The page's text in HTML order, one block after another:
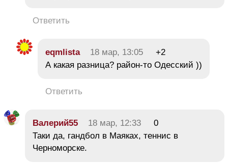
Ответить
eqmlista 18 мар, 13:05
+2
А какая разница? район-то Одесский ))
Ответить
Валерий55 18 мар, 12:33
0
Таки да, гандбол в Маяках, теннис в
Черноморске.